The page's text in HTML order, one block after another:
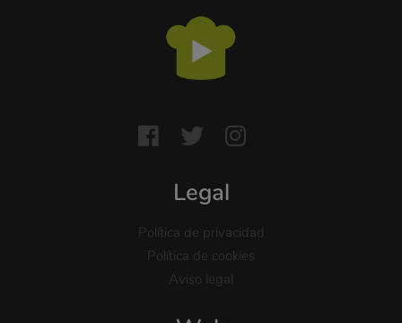
Legal
Política de privacidad
Política de cookies
Aviso legal